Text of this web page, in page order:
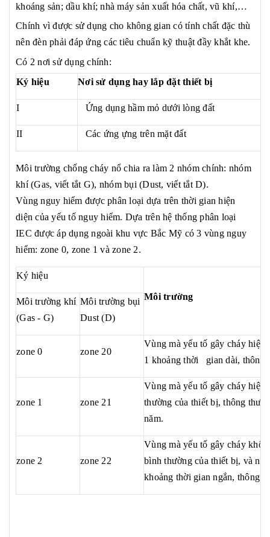
khoáng sản; dầu khí; nhà máy sản xuất hóa chất, vũ khí,…
Chính vì được sử dụng cho không gian có tính chất đặc thù
nên đèn phải đáp ứng các tiêu chuẩn kỹ thuật đầy khắt khe.
Có 2 nơi sử dụng chính:
Ký hiệu
Nơi sử dụng hay lắp đặt thiết bị
I Ứng dụng hầm mỏ dưới lòng đất
II Các ứng ựng trên mặt đất
Môi trường chống cháy nổ chia ra làm 2 nhóm chính: nhóm
khí (Gas, viết tắt G), nhóm bụi (Dust, viết tắt D).
Vùng nguy hiểm được phân loại dựa trên thời gian hiện
diện của yếu tố nguy hiểm. Dựa trên hệ thống phân loại
IEC được áp dụng ngoài khu vực Bắc Mỹ có 3 vùng nguy
hiểm: zone 0, zone 1 và zone 2.
Ký hiệu
Môi trường
Môi trường khí
(Gas - G)
Môi trường bụi
Dust (D)
zone 0 zone 20
Vùng mà yếu tố gây cháy hiện
1 khoảng thời gian dài, thông
zone 1 zone 21
Vùng mà yếu tố gây cháy hiện
thường của thiết bị, thông
năm.
zone 2 zone 22
Vùng mà yếu tố gây cháy
bình thường của thiết bị, và
khoảng thời gian ngắn, thông